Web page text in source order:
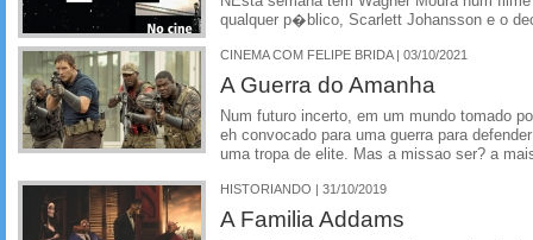
qualquer p�blico, Scarlett Johansson e o
CINEMA COM FELIPE BRIDA | 03/10/2021
A Guerra do Amanha
Num futuro incerto, em um mundo tomado
eh convocado para uma guerra para
uma tropa de elite. Mas a missao ser? a
HISTORIANDO | 31/10/2019
A Familia Addams